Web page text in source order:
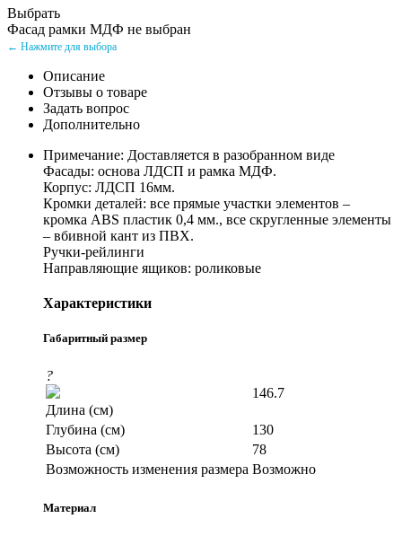
Выбрать
Фасад рамки МДФ не выбран
← Нажмите для выбора
Описание
Отзывы о товаре
Задать вопрос
Дополнительно
Примечание: Доставляется в разобранном виде
Фасады: основа ЛДСП и рамка МДФ.
Корпус: ЛДСП 16мм.
Кромки деталей: все прямые участки элементов –
кромка ABS пластик 0,4 мм., все скругленные элементы
– вбивной кант из ПВХ.
Ручки-рейлинги
Направляющие ящиков: роликовые
Характеристики
Габаритный размер
?
Длина (см)
146.7
Глубина (см)
130
Высота (см)
78
Возможность изменения размера Возможно
Материал